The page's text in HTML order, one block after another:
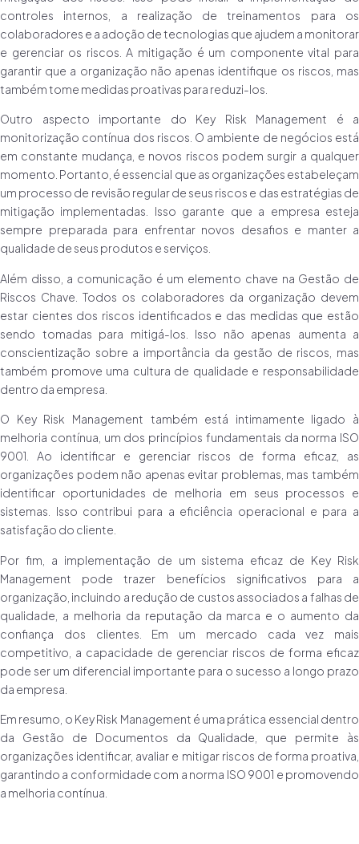
controles internos, a realização de treinamentos para os
colaboradores e a adoção de tecnologias que ajudem a monitorar
e gerenciar os riscos. A mitigação é um componente vital para
garantir que a organização não apenas identifique os riscos, mas
também tome medidas proativas para reduzi-los.
Outro aspecto importante do Key Risk Management é a
monitorização contínua dos riscos. O ambiente de negócios está
em constante mudança, e novos riscos podem surgir a qualquer
momento. Portanto, é essencial que as organizações estabeleçam
um processo de revisão regular de seus riscos e das estratégias de
mitigação implementadas. Isso garante que a empresa esteja
sempre preparada para enfrentar novos desafios e manter a
qualidade de seus produtos e serviços.
Além disso, a comunicação é um elemento chave na Gestão de
Riscos Chave. Todos os colaboradores da organização devem
estar cientes dos riscos identificados e das medidas que estão
sendo tomadas para mitigá-los. Isso não apenas aumenta a
conscientização sobre a importância da gestão de riscos, mas
também promove uma cultura de qualidade e responsabilidade
dentro da empresa.
O Key Risk Management também está intimamente ligado à
melhoria contínua, um dos princípios fundamentais da norma ISO
9001. Ao identificar e gerenciar riscos de forma eficaz, as
organizações podem não apenas evitar problemas, mas também
identificar oportunidades de melhoria em seus processos e
sistemas. Isso contribui para a eficiência operacional e para a
satisfação do cliente.
Por fim, a implementação de um sistema eficaz de Key Risk
Management pode trazer benefícios significativos para a
organização, incluindo a redução de custos associados a falhas de
qualidade, a melhoria da reputação da marca e o aumento da
confiança dos clientes. Em um mercado cada vez mais
competitivo, a capacidade de gerenciar riscos de forma eficaz
pode ser um diferencial importante para o sucesso a longo prazo
da empresa.
Em resumo, o Key Risk Management é uma prática essencial dentro
da Gestão de Documentos da Qualidade, que permite às
organizações identificar, avaliar e mitigar riscos de forma proativa,
garantindo a conformidade com a norma ISO 9001 e promovendo
a melhoria contínua.